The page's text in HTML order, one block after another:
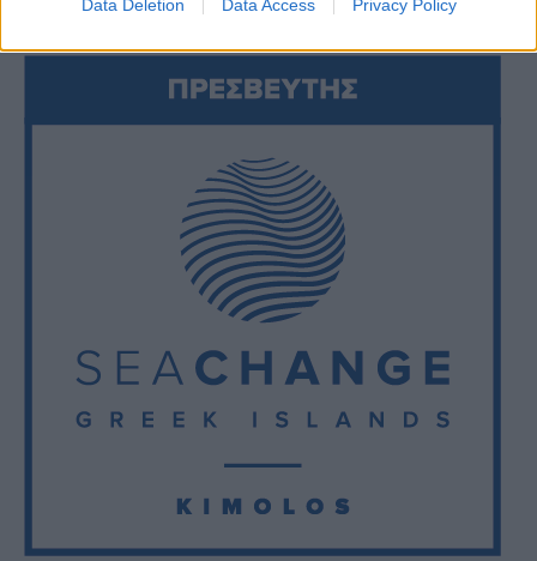
Data Deletion Data Access Privacy Policy